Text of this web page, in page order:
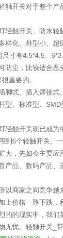
触开关对于整个
灯轻触开关、防水
样化、外型小、超
寸有4.5*4.5、
防尘，比较适合
重要的。
脚式、插入焊接式
型、标准型、
轻触开关现已成
到6个轻触开关、
大，先如今主要
产品、数码产品
以商家之间竞争
上价格一路下跌
的的现实中，我
无忧。轻触开关_